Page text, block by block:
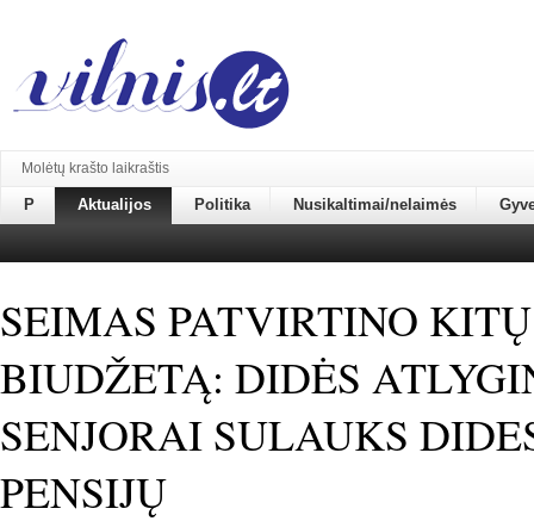
Molėtų krašto laikraštis
P Aktualijos Politika Nusikaltimai/nelaimės
SEIMAS PATVIRTINO
BIUDŽETĄ: DIDĖS
SENJORAI SULAUKS
PENSIJŲ